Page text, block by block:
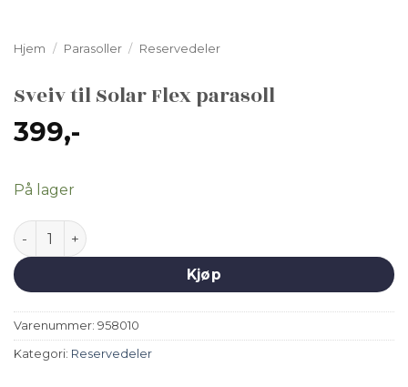
Hjem / Parasoller / Reservedeler
Sveiv til Solar Flex parasoll
399,-
På lager
Sveiv til Solar Flex parasoll antall
Kjøp
Varenummer: 958010
Kategori: Reservedeler